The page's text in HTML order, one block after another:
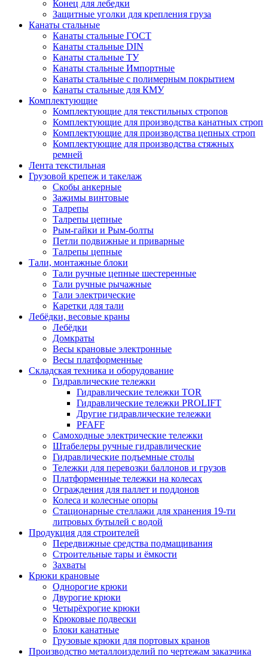
Конец для лебедки
Защитные уголки для крепления груза
Канаты стальные
Канаты стальные ГОСТ
Канаты стальные DIN
Канаты стальные ТУ
Канаты стальные Импортные
Канаты стальные с полимерным покрытием
Канаты стальные для КМУ
Комплектующие
Комплектующие для текстильных стропов
Комплектующие для производства канатных строп
Комплектующие для производства цепных строп
Комплектующие для производства стяжных
ремней
Лента текстильная
Грузовой крепеж и такелаж
Скобы анкерные
Зажимы винтовые
Талрепы
Талрепы цепные
Рым-гайки и Рым-болты
Петли подвижные и приварные
Талрепы цепные
Тали, монтажные блоки
Тали ручные цепные шестеренные
Тали ручные рычажные
Тали электрические
Каретки для тали
Лебёдки, весовые краны
Лебёдки
Домкраты
Весы крановые электронные
Весы платформенные
Складская техника и оборудование
Гидравлические тележки
Гидравлические тележки TOR
Гидравлические тележки PROLIFT
Другие гидравлические тележки
PFAFF
Самоходные электрические тележки
Штабелеры ручные гидравлические
Гидравлические подъемные столы
Тележки для перевозки баллонов и грузов
Платформенные тележки на колесах
Ограждения для паллет и поддонов
Колеса и колесные опоры
Стационарные стеллажи для хранения 19-ти
литровых бутылей с водой
Продукция для строителей
Передвижные средства подмащивания
Строительные тары и ёмкости
Захваты
Крюки крановые
Однорогие крюки
Двурогие крюки
Четырёхрогие крюки
Крюковые подвески
Блоки канатные
Грузовые крюки для портовых кранов
Производство металлоизделий по чертежам заказчика